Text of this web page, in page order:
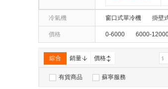
ORIGO
冷氣機 窗口式單冷機 掛壁
價格 0-6000 6000-
綜合 銷量 價格
有貨商品 蘇寧服務